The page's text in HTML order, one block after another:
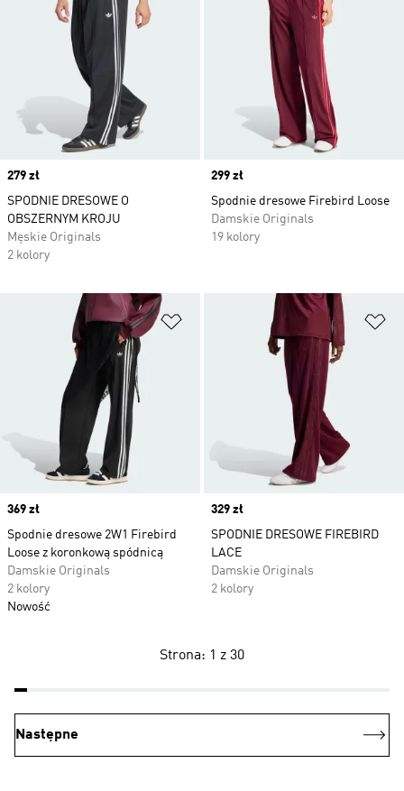
Price
279 zł
SPODNIE DRESOWE O
OBSZERNYM KROJU
Męskie Originals
2 kolory
Price
299 zł
Spodnie dresowe Firebird Loose
Damskie Originals
19 kolory
Dodaj do listy życzeń
Price
369 zł
Spodnie dresowe 2W1 Firebird
Loose z koronkową spódnicą
Damskie Originals
2 kolory
Nowość
Price
329 zł
SPODNIE DRESOWE FIREBIRD
LACE
Damskie Originals
2 kolory
Strona: 1 z 30
Następne